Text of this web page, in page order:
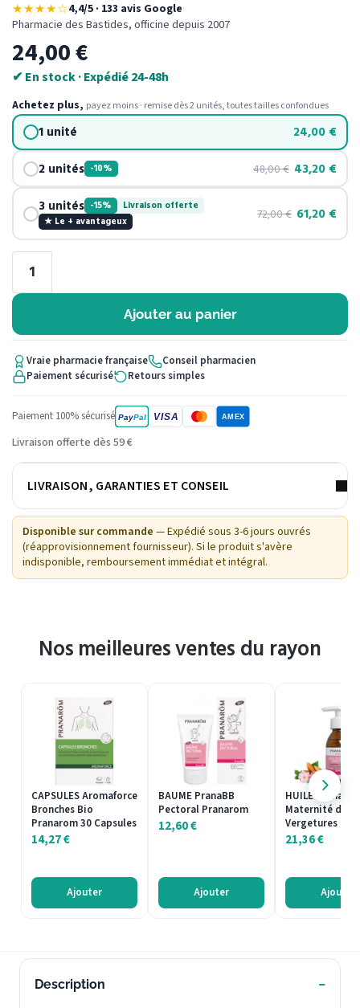
★★★★☆4,4/5 · 133 avis Google·
Pharmacie des Bastides, officine depuis 2007
24,00€
✔ En stock · Expédié 24-48h
Achetez plus, payez moins · remise dès 2 unités, toutes tailles confondues
1 unité 24,00 €
2 unités -10% 48,00€ 43,20 €
3 unités -15%
Livraison offerte
★ Le + avantageux
72,00€ 61,20 €
Ajouter au panier
Vraie pharmacie française
Conseil pharmacien
Paiement sécurisé
Retours simples
Paiement 100% sécurisé PayPal VISA AMEX
Livraison offerte dès 59 €
LIVRAISON, GARANTIES ET CONSEIL
Disponible sur commande — Expédié sous 3-6 jours ouvrés
(réapprovisionnement fournisseur). Si le produit s'avère
indisponible, remboursement immédiat et intégral.
Nos meilleures ventes du rayon
CAPSULES Aromaforce
Bronches Bio
Pranarom 30 Capsules
14,27€
Ajouter
BAUME PranaBB
Pectoral Pranarom
12,60€
Ajouter
HUILE PranaBB
Maternité de
Vergetures
21,36€
Ajouter
Description